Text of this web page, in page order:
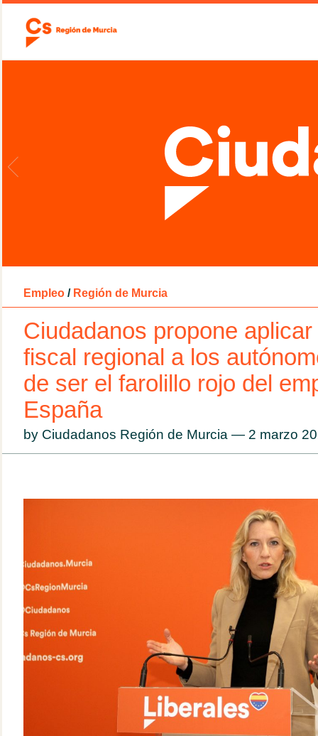
Empleo / Región de Murcia
Ciudadanos propone
fiscal regional a los
de ser el farolillo rojo del
España
by Ciudadanos Región de Murcia — 2 marzo